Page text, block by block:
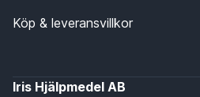
Köp & leveransvillkor
Iris Hjälpmedel AB